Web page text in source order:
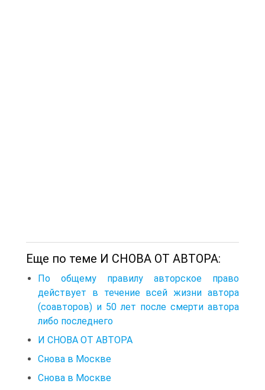
Еще по теме И СНОВА ОТ АВТОРА:
По общему правилу авторское право
действует в течение всей жизни автора
(соавторов) и 50 лет после смерти автора
либо последнего
И СНОВА ОТ АВТОРА
Снова в Москве
Снова в Москве